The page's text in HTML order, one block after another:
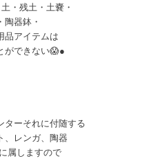
・残土・土嚢・
器鉢・
品アイテムは
ができない😱●
ターそれに付随する
、レンガ、陶器
属しますので